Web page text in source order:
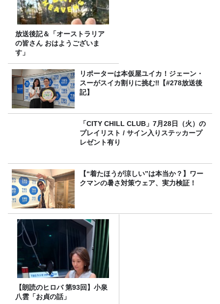
放送後記＆「オーストラリア
の皆さん おはようございま
す」
リポーターは本仮屋ユイカ！ジェーン・
スーがスイカ割りに挑む‼【#278放送後
記】
「CITY CHILL CLUB」7月28日（火）の
プレイリスト / サイン入りステッカープ
レゼント有り
【“着たほうが涼しい”は本当か？】ワー
クマンの暑さ対策ウェア、実力検証！
【朗読のヒロバ 第93回】小泉
八雲「お貞の話」